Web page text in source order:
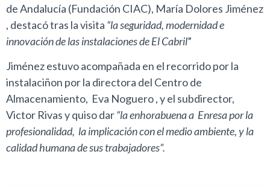
de Andalucía (Fundación CIAC), María Dolores Jiménez
, destacó tras la visita “la seguridad, modernidad e
innovación de las instalaciones de El Cabril”
Jiménez estuvo acompañada en el recorrido por la
instalaciñon por la directora del Centro de
Almacenamiento, Eva Noguero , y el subdirector,
Victor Rivas y quiso dar“la enhorabuena a Enresa por la
profesionalidad, la implicación con el medio ambiente, y la
calidad humana de sus trabajadores”.